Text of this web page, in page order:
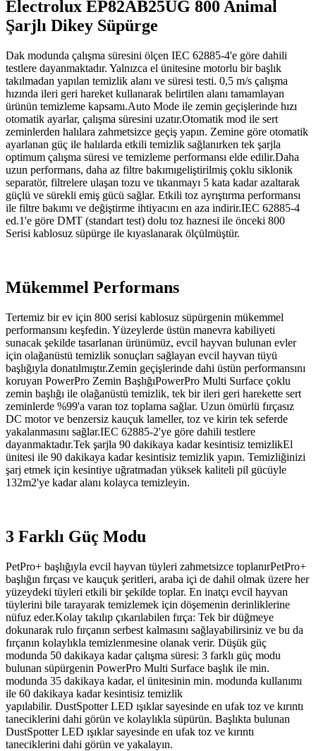
Electrolux EP82AB25UG 800 Animal
Şarjlı Dikey Süpürge
Dak modunda çalışma süresini ölçen IEC 62885-4'e göre dahili
testlere dayanmaktadır. Yalnızca el ünitesine motorlu bir başlık
takılmadan yapılan temizlik alanı ve süresi testi. 0,5 m/s çalışma
hızında ileri geri hareket kullanarak belirtilen alanı tamamlayan
ürünün temizleme kapsamı.Auto Mode ile zemin geçişlerinde hızı
otomatik ayarlar, çalışma süresini uzatır.Otomatik mod ile sert
zeminlerden halılara zahmetsizce geçiş yapın. Zemine göre otomatik
ayarlanan güç ile halılarda etkili temizlik sağlanırken tek şarjla
optimum çalışma süresi ve temizleme performansı elde edilir.Daha
uzun performans, daha az filtre bakımıgeliştirilmiş çoklu siklonik
separatör, filtrelere ulaşan tozu ve tıkanmayı 5 kata kadar azaltarak
güçlü ve sürekli emiş gücü sağlar. Etkili toz ayrıştırma performansı
ile filtre bakımı ve değiştirme ihtiyacını en aza indirir.IEC 62885-4
ed.1'e göre DMT (standart test) dolu toz haznesi ile önceki 800
Serisi kablosuz süpürge ile kıyaslanarak ölçülmüştür.
Mükemmel Performans
Tertemiz bir ev için 800 serisi kablosuz süpürgenin mükemmel
performansını keşfedin. Yüzeylerde üstün manevra kabiliyeti
sunacak şekilde tasarlanan ürünümüz, evcil hayvan bulunan evler
için olağanüstü temizlik sonuçları sağlayan evcil hayvan tüyü
başlığıyla donatılmıştır.Zemin geçişlerinde dahi üstün performansını
koruyan PowerPro Zemin BaşlığıPowerPro Multi Surface çoklu
zemin başlığı ile olağanüstü temizlik, tek bir ileri geri harekette sert
zeminlerde %99'a varan toz toplama sağlar. Uzun ömürlü fırçasız
DC motor ve benzersiz kauçuk lameller, toz ve kirin tek seferde
yakalanmasını sağlar.IEC 62885-2'ye göre dahili testlere
dayanmaktadır.Tek şarjla 90 dakikaya kadar kesintisiz temizlikEl
ünitesi ile 90 dakikaya kadar kesintisiz temizlik yapın. Temizliğinizi
şarj etmek için kesintiye uğratmadan yüksek kaliteli pil gücüyle
132m2'ye kadar alanı kolayca temizleyin.
3 Farklı Güç Modu
PetPro+ başlığıyla evcil hayvan tüyleri zahmetsizce toplanırPetPro+
başlığın fırçası ve kauçuk şeritleri, araba içi de dahil olmak üzere her
yüzeydeki tüyleri etkili bir şekilde toplar. En inatçı evcil hayvan
tüylerini bile tarayarak temizlemek için döşemenin derinliklerine
nüfuz eder.Kolay takılıp çıkarılabilen fırça: Tek bir düğmeye
dokunarak rulo fırçanın serbest kalmasını sağlayabilirsiniz ve bu da
fırçanın kolaylıkla temizlenmesine olanak verir. Düşük güç
modunda 50 dakikaya kadar çalışma süresi: 3 farklı güç modu
bulunan süpürgenin PowerPro Multi Surface başlık ile min.
modunda 35 dakikaya kadar, el ünitesinin min. modunda kullanımı
ile 60 dakikaya kadar kesintisiz temizlik
yapılabilir. DustSpotter LED ışıklar sayesinde en ufak toz ve kırıntı
taneciklerini dahi görün ve kolaylıkla süpürün. Başlıkta bulunan
DustSpotter LED ışıklar sayesinde en ufak toz ve kırıntı
taneciklerini dahi görün ve yakalayın.